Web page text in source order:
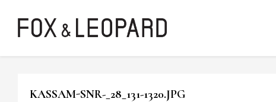
KASSAM-SNR-_28_131-1320.JPG